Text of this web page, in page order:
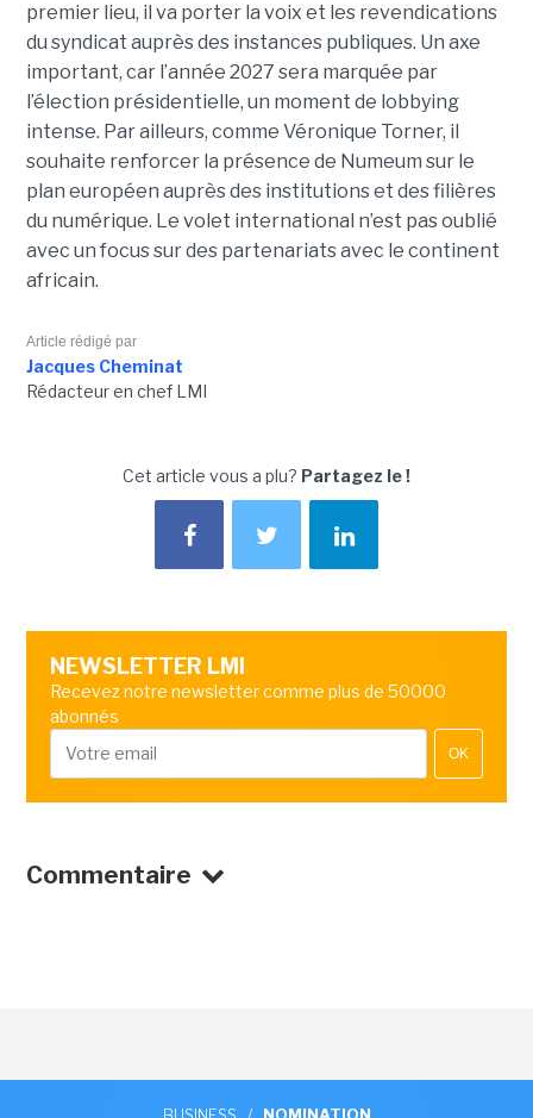
premier lieu, il va porter la voix et les revendications
du syndicat auprès des instances publiques. Un axe
important, car l’année 2027 sera marquée par
l’élection présidentielle, un moment de lobbying
intense. Par ailleurs, comme Véronique Torner, il
souhaite renforcer la présence de Numeum sur le
plan européen auprès des institutions et des filières
du numérique. Le volet international n’est pas oublié
avec un focus sur des partenariats avec le continent
africain.
Article rédigé par
Jacques Cheminat
Rédacteur en chef LMI
Cet article vous a plu? Partagez le !
NEWSLETTER LMI
Recevez notre newsletter comme plus de 50000
abonnés
OK
Commentaire